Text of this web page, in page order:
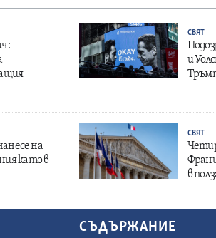
СВЯТ
и
на
като в
СВЯТ
в
СЪДЪРЖАНИЕ